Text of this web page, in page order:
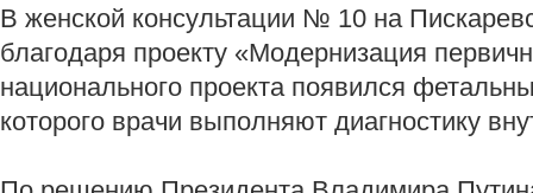
В женской консультации № 10 на
благодаря проекту «Модернизация
национального проекта появился
которого врачи выполняют диагностику